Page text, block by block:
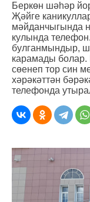
Беркөн шәһәр
Җәйге
мәйданчыгында
кулында
булганмындыр,
карамады
сөенеп тор син
хәрәкәттән
телефонда